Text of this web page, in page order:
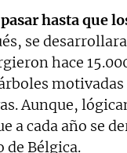
hasta que
se
hace
Aunque,
a cada año se
Bélgica.